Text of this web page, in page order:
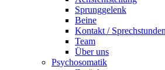
Sprunggelenk
Beine
Kontakt / Sprechstunden
Team
Über uns
Psychosomatik